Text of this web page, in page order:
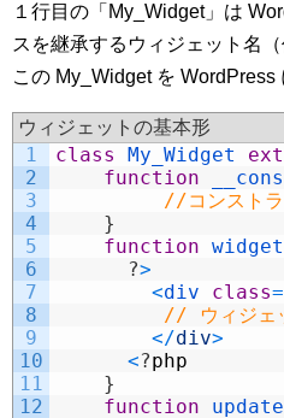
１行目の「My_Widget」は
スを継承するウィジェット名
この My_Widget を WordPress
ウィジェットの基本形
1
2
3
4
5
6
7
8
9
10
11
12
class My_Widget
function
//コンストラ
}
function widget
?>
<div class=
// ウィジェ
</div>
<?php
}
function
update